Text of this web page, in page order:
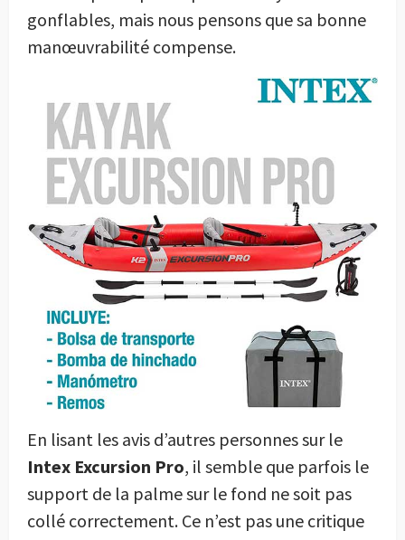
gonflables, mais nous pensons que sa bonne
manœuvrabilité compense.
En lisant les avis d’autres personnes sur le
Intex Excursion Pro, il semble que parfois le
support de la palme sur le fond ne soit pas
collé correctement. Ce n’est pas une critique